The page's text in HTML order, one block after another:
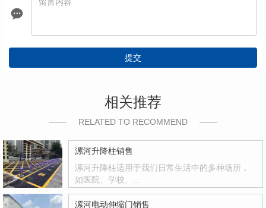
提交
相关推荐
RELATED TO RECOMMEND
漯河升降柱销售
漯河升降柱适用于我们日常生活中的多种场所，
如医院、学校、…
漯河电动伸缩门销售